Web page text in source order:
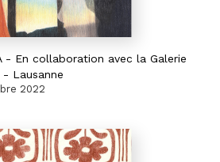
- En collaboration avec la Galerie
- Lausanne
2022